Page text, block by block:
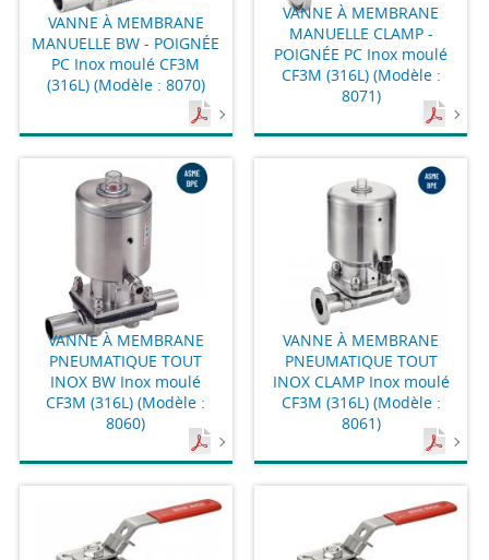
VANNE À MEMBRANE
MANUELLE BW - POIGNÉE
PC Inox moulé CF3M
(316L) (Modèle : 8070)
VANNE À MEMBRANE
MANUELLE CLAMP -
POIGNÉE PC Inox moulé
CF3M (316L) (Modèle :
8071)
VANNE À MEMBRANE
PNEUMATIQUE TOUT
INOX BW Inox moulé
CF3M (316L) (Modèle :
8060)
VANNE À MEMBRANE
PNEUMATIQUE TOUT
INOX CLAMP Inox moulé
CF3M (316L) (Modèle :
8061)